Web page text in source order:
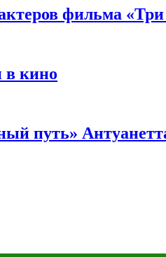
фильма
в кино
путь»